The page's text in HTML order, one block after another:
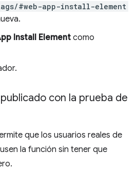
#web-app-install-element
Install Elementcomo
con la prueba de
que los usuarios reales de
la función sin tener que